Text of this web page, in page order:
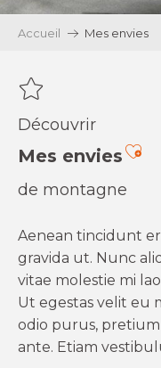
Accueil Mes envies
Découvrir
Mes envies
de montagne
Aenean tincidunt
gravida ut. Nunc
vitae molestie mi
Ut egestas velit eu
odio purus,
ante. Etiam